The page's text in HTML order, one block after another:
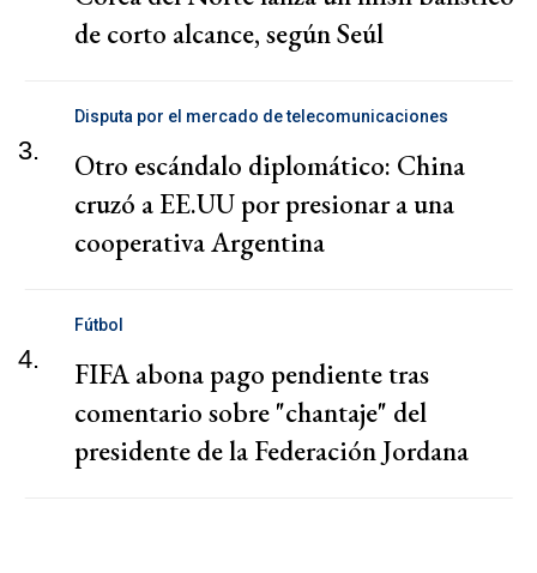
de corto alcance, según Seúl
3.
Disputa por el mercado de telecomunicaciones
Otro escándalo diplomático: China
cruzó a EE.UU por presionar a una
cooperativa Argentina
4.
Fútbol
FIFA abona pago pendiente tras
comentario sobre "chantaje" del
presidente de la Federación Jordana